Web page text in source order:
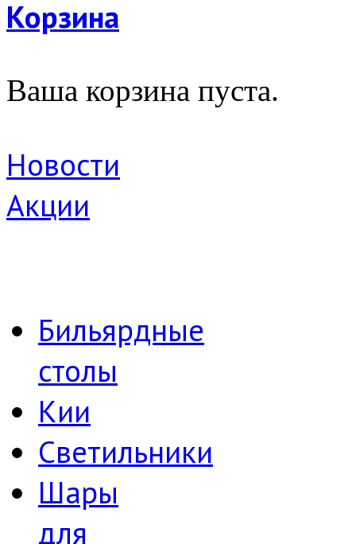
Корзина
Ваша корзина пуста.
Новости
Акции
Бильярдные
столы
Кии
Светильники
Шары
для